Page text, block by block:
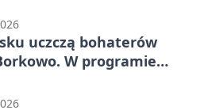
uczczą bohaterów
W programie